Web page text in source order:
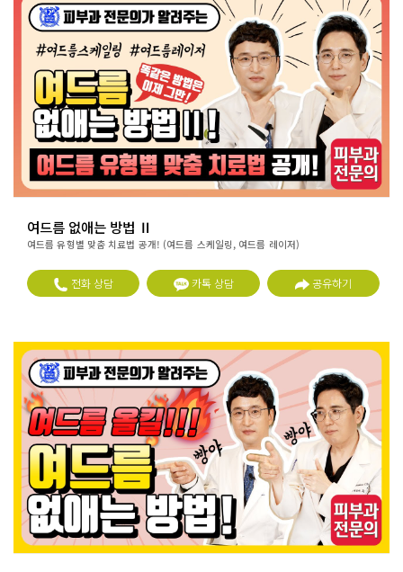
여드름 없애는 방법 Ⅱ
여드름 유형별 맞춤 치료법 공개! (여드름 스케일링, 여드름 레이저)
전화 상담 카톡 상담 공유하기